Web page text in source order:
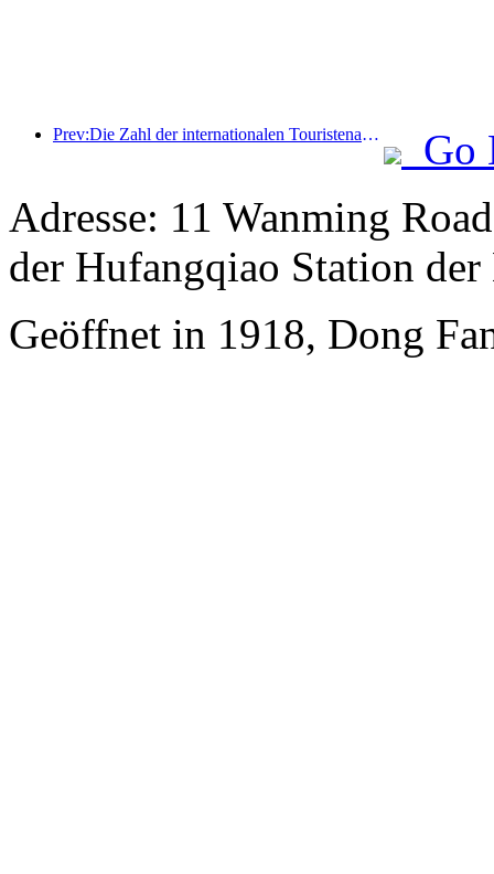
Prev:Die Zahl der internationalen Touristenankünfte stieg im ersten Halbjahr im Vergleich zum Vorjahr um 5 %
Go
Adresse: 11 Wanming
der Hufangqiao Station
Geöffnet in 1918, Dong